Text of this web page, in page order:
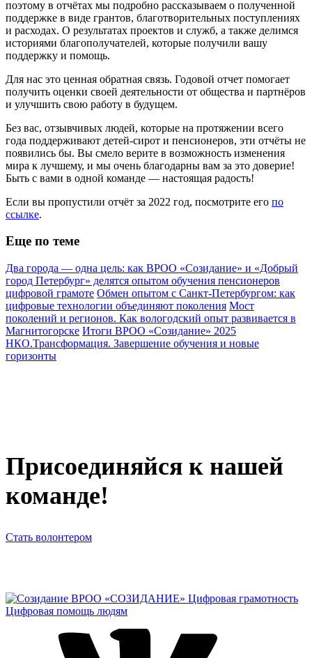
поэтому в отчётах мы подробно рассказываем о полученной
поддержке в виде грантов, благотворительных поступлениях
и расходах. О результатах проектов и служб, а также делимся
историями благополучателей, которые получили вашу
поддержку и помощь.
Для нас это ценная обратная связь. Годовой отчет помогает
получить оценки своей деятельности от общества и партнёров
и улучшить свою работу в будущем.
Без вас, отзывчивых людей, которые на протяжении всего
года поддерживают детей-сирот и пенсионеров, эти отчёты не
появились бы. Вы смело верите в возможность изменения
мира к лучшему, и мы очень благодарны вам за это доверие!
Быть с вами в одной команде — настоящая радость!
Если вы пропустили отчёт за 2022 год, посмотрите его по
ссылке.
Еще по теме
Два города — одна цель: как ВРОО «Созидание» и «Добрый
город Петербург» делятся опытом обучения пенсионеров
цифровой грамоте Обмен опытом с Санкт-Петербургом: как
цифровые технологии объединяют поколения Мост
поколений и регионов. Как вологодский опыт развивается в
Магнитогорске Итоги ВРОО «Созидание» 2025
НКО.Трансформация. Завершение обучения и новые
горизонты
Присоединяйся к нашей
команде!
Стать волонтером
ВРОО «СОЗИДАНИЕ» Цифровая грамотность
Цифровая помощь людям